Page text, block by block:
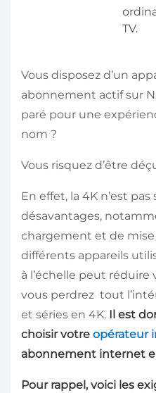
TV.
Vous disposez d’un
abonnement actif sur
paré pour une
nom ?
Vous risquez d’être
En effet, la 4K n’est
désavantages,
chargement et de mise
différents appareils
à l’échelle peut réduire
vous perdrez tout
et séries en 4K. Il est
choisir votre opérateur
abonnement internet
Pour rappel, voici les